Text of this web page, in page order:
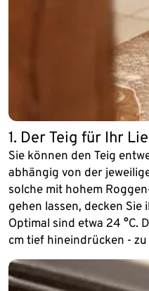
1. Der Teig für Ihr
Sie können den Teig
abhängig von der
solche mit hohem
gehen lassen, decken
Optimal sind etwa 24 °C.
cm tief hineindrücken -